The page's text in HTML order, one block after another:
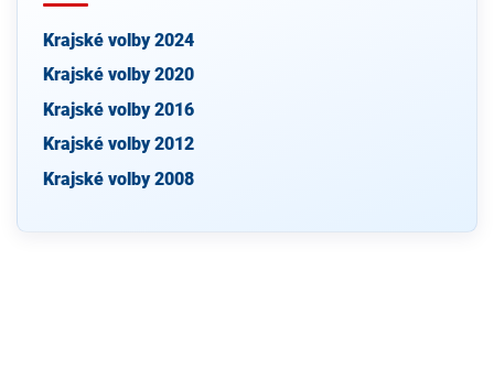
Krajské volby 2024
Krajské volby 2020
Krajské volby 2016
Krajské volby 2012
Krajské volby 2008